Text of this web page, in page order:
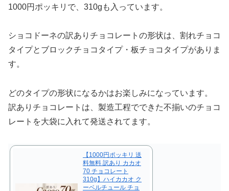
1000円ポッキリで、310gも入っています。
ショコドーネの訳ありチョコレートの形状は、割れチョコ
タイプとブロックチョコタイプ・板チョコタイプがありま
す。
どのタイプの形状になるかはお楽しみになっています。
訳ありチョコレートは、製造工程でできた不揃いのチョコ
レートを大袋に入れて発送されてます。
【1000円ポッキリ 送
料無料 訳あり カカオ
70 チョコレート
310g】ハイカカオ ク
ーベルチュール チョ